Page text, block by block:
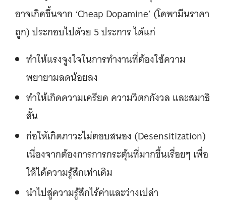
อาจเกิดขึ้นจาก ‘Cheap Dopamine’ (โดพามีนราคา
ถูก) ประกอบไปด้วย 5 ประการ ได้แก่
ทำให้แรงจูงใจในการทำงานที่ต้องใช้ความ
พยายามลดน้อยลง
ทำให้เกิดความเครียด ความวิตกกังวล และสมาธิ
สั้น
ก่อให้เกิดภาวะไม่ตอบสนอง (Desensitization)
เนื่องจากต้องการการกระตุ้นที่มากขึ้นเรื่อยๆ เพื่อ
ให้ได้ความรู้สึกเท่าเดิม
นำไปสู่ความรู้สึกไร้ค่าและว่างเปล่า